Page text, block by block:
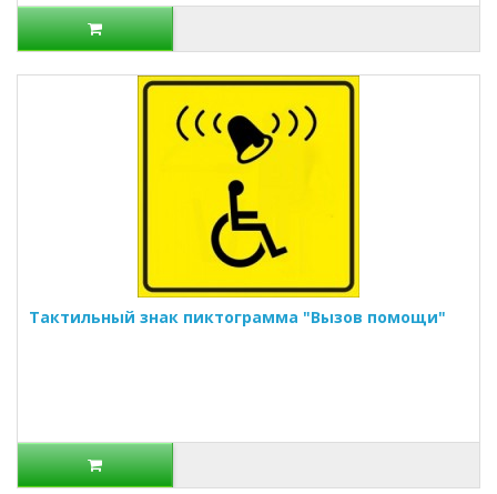
Тактильный знак пиктограмма "Вызов помощи"